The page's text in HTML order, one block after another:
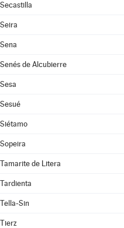
Secastilla
Seira
Sena
Senés de Alcubierre
Sesa
Sesué
Siétamo
Sopeira
Tamarite de Litera
Tardienta
Tella-Sin
Tierz